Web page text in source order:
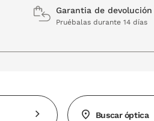
en formato monodosis o bote.
pueden modificar la composición de
las lágrimas artificiales con las lentillas
Garantia de devolución
Pruébalas durante 14 días
Buscar óptica